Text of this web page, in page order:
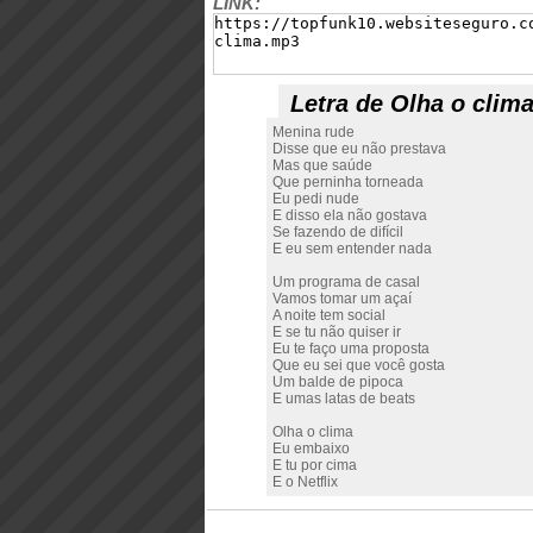
Letra de Olha o clima
Menina rude
Disse que eu não prestava
Mas que saúde
Que perninha torneada
Eu pedi nude
E disso ela não gostava
Se fazendo de difícil
E eu sem entender nada
Um programa de casal
Vamos tomar um açaí
A noite tem social
E se tu não quiser ir
Eu te faço uma proposta
Que eu sei que você gosta
Um balde de pipoca
E umas latas de beats
Olha o clima
Eu embaixo
E tu por cima
E o Netflix